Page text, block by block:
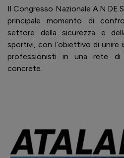
Il Congresso Nazionale
principale momento di
settore della sicurezza e
sportivi, con l’obiettivo di unire
professionisti in una rete di
concrete.